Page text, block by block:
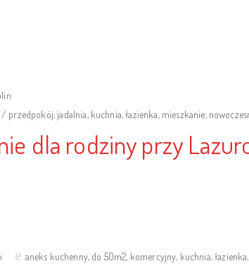
/ przedpokój, jadalnia, kuchnia,łazienka, mieszkanie,
dla rodziny przy
aneks kuchenny, do 50m2, komercyjny, kuchnia,łazienka,